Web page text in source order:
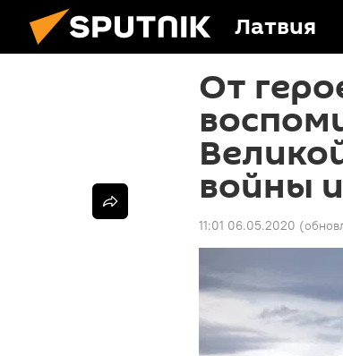
Латвия
От
войны
11:01 06.05.2020